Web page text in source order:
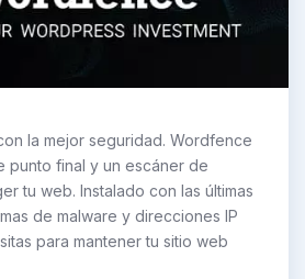
la mejor seguridad. Wordfence
punto final y un escáner de
tu web. Instalado con las últimas
de malware y direcciones IP
para mantener tu sitio web